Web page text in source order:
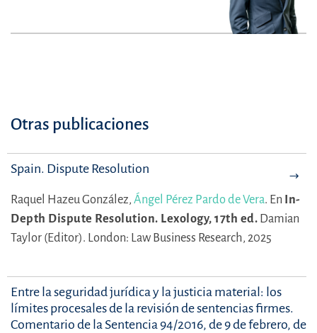
Otras publicaciones
Spain. Dispute Resolution
Raquel Hazeu González, Ángel Pérez Pardo de Vera. En In-
Depth Dispute Resolution. Lexology, 17th ed. Damian
Taylor (Editor). London: Law Business Research, 2025
Entre la seguridad jurídica y la justicia material: los
límites procesales de la revisión de sentencias firmes.
Comentario de la Sentencia 94/2016, de 9 de febrero, de